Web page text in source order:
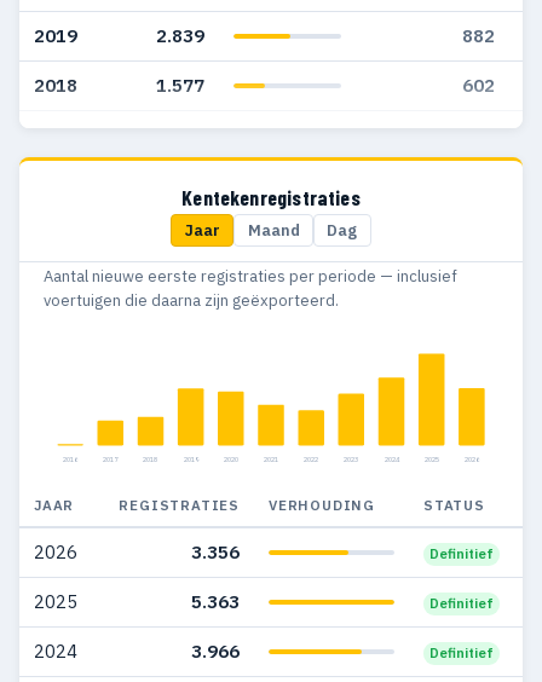
2019 2.839 882
2018 1.577 602
2017 1.391 532
Kentekenregistraties
Jaar Maand Dag
Aantal nieuwe eerste registraties per periode — inclusief
voertuigen die daarna zijn geëxporteerd.
2016 2017 2018 2019 2020 2021 2022 2023 2024 2025 2026
JAAR REGISTRATIES VERHOUDING STATUS
2026 3.356 Definitief
2025 5.363 Definitief
2024 3.966 Definitief